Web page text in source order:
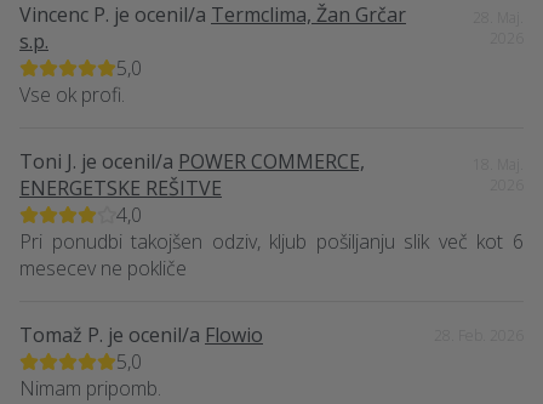
Vincenc P. je ocenil/a Termclima, Žan Grčar
s.p.
5,0
Vse ok profi.
Toni J. je ocenil/a POWER COMMERCE,
ENERGETSKE REŠITVE
4,0
Pri ponudbi takojšen odziv, kljub pošiljanju slik več kot 6
mesecev ne pokliče
Tomaž P. je ocenil/a Flowio
5,0
Nimam pripomb.